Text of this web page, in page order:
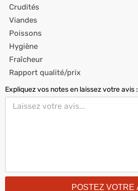
Crudités
Viandes
Poissons
Hygiène
Fraîcheur
Rapport qualité/prix
Expliquez vos notes en laissez votre avis :